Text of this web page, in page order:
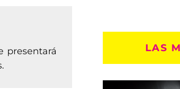
presentará
LAS